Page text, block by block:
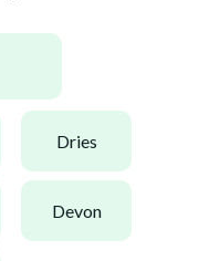
dries
devon